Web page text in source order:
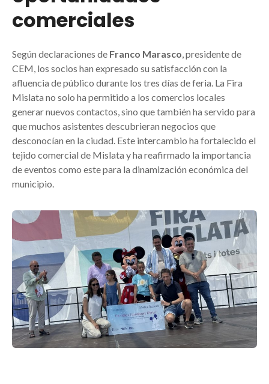
comerciales
Según declaraciones de Franco Marasco, presidente de
CEM, los socios han expresado su satisfacción con la
afluencia de público durante los tres días de feria. La Fira
Mislata no solo ha permitido a los comercios locales
generar nuevos contactos, sino que también ha servido para
que muchos asistentes descubrieran negocios que
desconocían en la ciudad. Este intercambio ha fortalecido el
tejido comercial de Mislata y ha reafirmado la importancia
de eventos como este para la dinamización económica del
municipio.